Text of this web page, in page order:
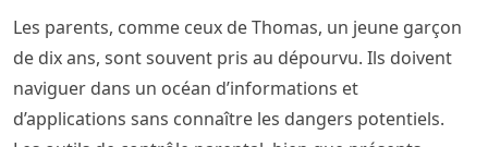
Les parents, comme ceux de Thomas, un jeune garçon
de dix ans, sont souvent pris au dépourvu. Ils doivent
naviguer dans un océan d’informations et
d’applications sans connaître les dangers potentiels.